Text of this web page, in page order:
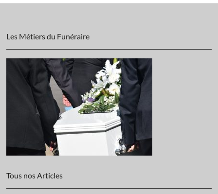
Les Métiers du Funéraire
Tous nos Articles